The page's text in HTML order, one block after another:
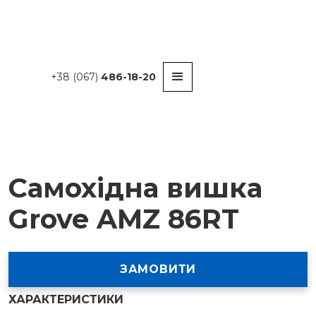
+38 (067) 486-18-20
Самохідна вишка
Grove AMZ 86RT
ЗАМОВИТИ
ХАРАКТЕРИСТИКИ